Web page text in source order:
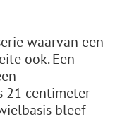
waarvan een
ook. Een
21 centimeter
bleef